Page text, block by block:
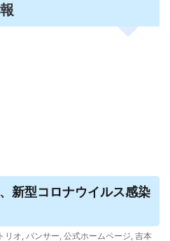
新型コロナウイルス感染
リオ, パンサー, 公式ホームページ, 吉本